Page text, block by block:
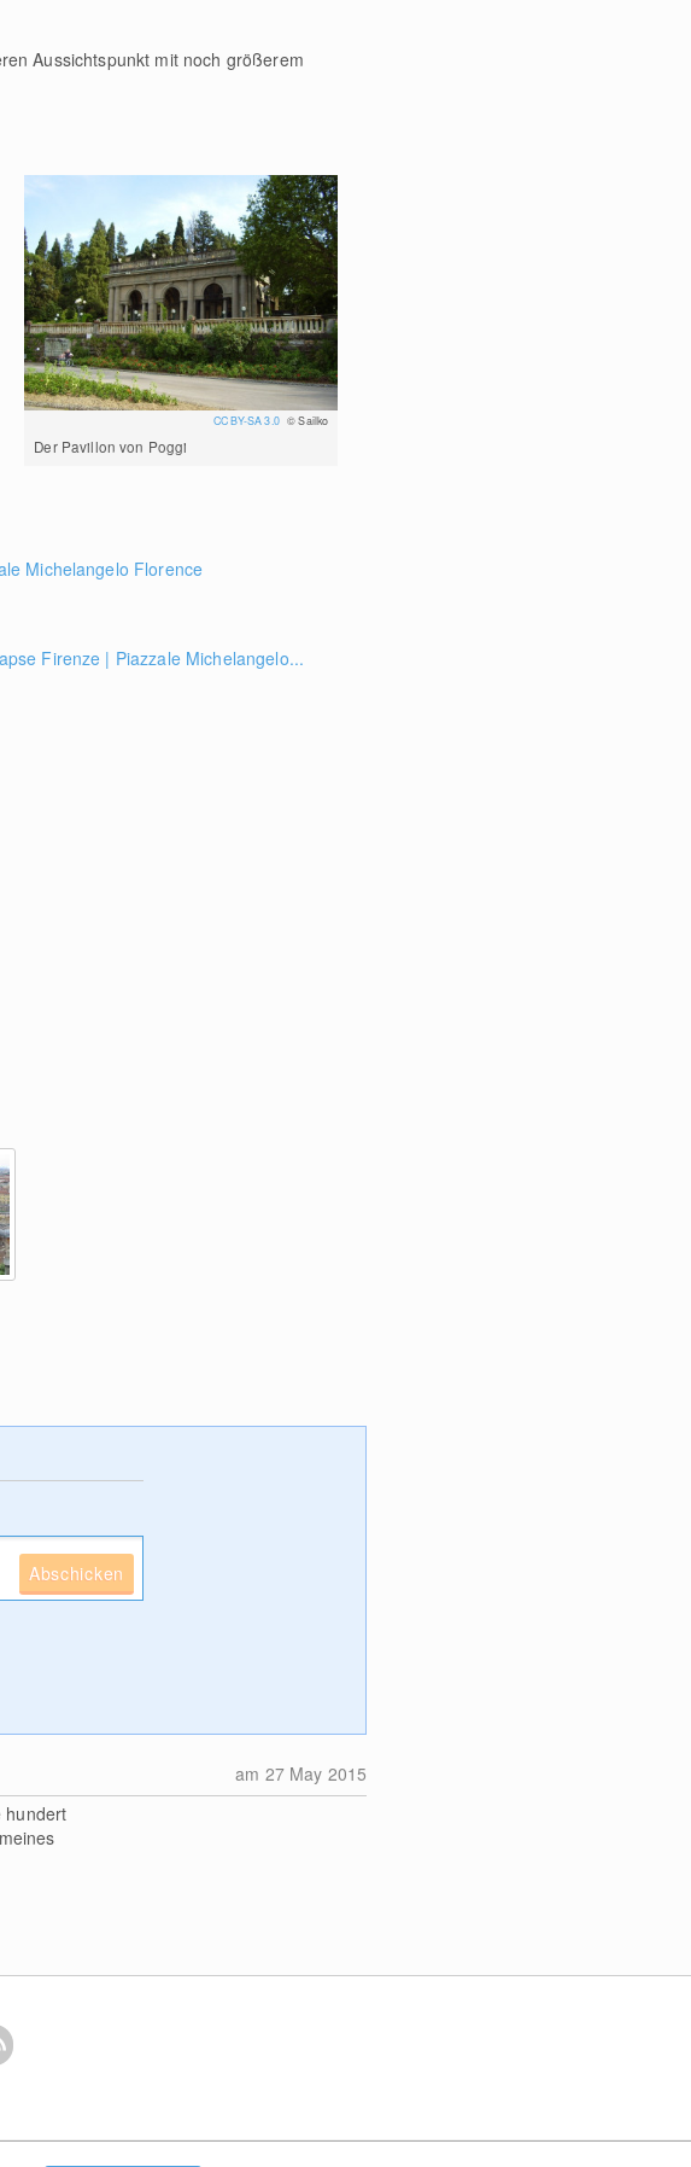
Aussichtspunkt mit noch größerem
CC BY-SA 3.0 © Sailko
Der Pavillon von Poggi
Michelangelo Florence
Firenze | Piazzale Michelangelo...
Abschicken
am 27 May 2015
hundert